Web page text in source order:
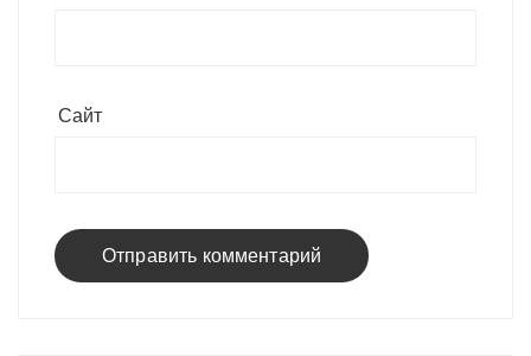
Сайт